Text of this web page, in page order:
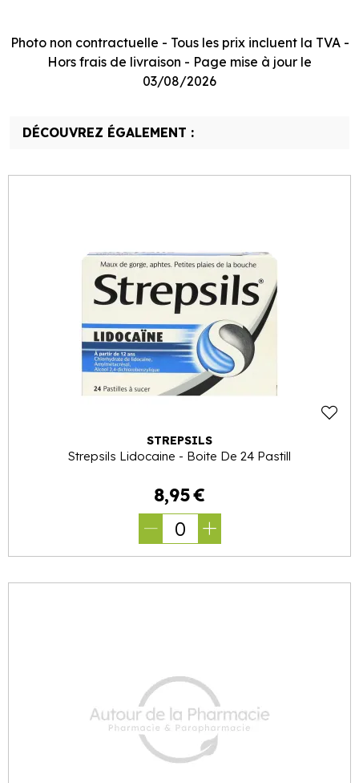
Photo non contractuelle - Tous les prix incluent la TVA -
Hors frais de livraison - Page mise à jour le
03/08/2026
DÉCOUVREZ ÉGALEMENT :
STREPSILS
Strepsils Lidocaine - Boite De 24 Pastill
8,95€
0